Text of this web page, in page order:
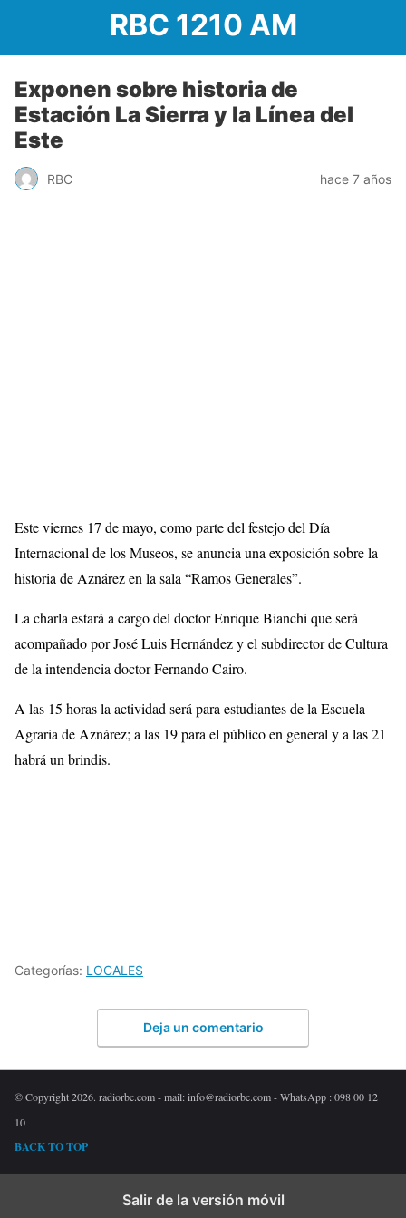
RBC 1210 AM
Exponen sobre historia de
Estación La Sierra y la Línea del
Este
RBC hace 7 años
Este viernes 17 de mayo, como parte del festejo del Día
Internacional de los Museos, se anuncia una exposición sobre la
historia de Aznárez en la sala “Ramos Generales”.
La charla estará a cargo del doctor Enrique Bianchi que será
acompañado por José Luis Hernández y el subdirector de Cultura
de la intendencia doctor Fernando Cairo.
A las 15 horas la actividad será para estudiantes de la Escuela
Agraria de Aznárez; a las 19 para el público en general y a las 21
habrá un brindis.
Categorías: LOCALES
Deja un comentario
© Copyright 2026. radiorbc.com - mail: info@radiorbc.com - WhatsApp : 098 00 12
10
BACK TO TOP
Salir de la versión móvil